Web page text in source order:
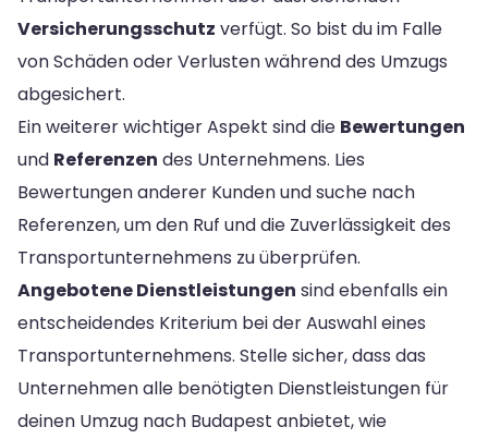
Versicherungsschutz verfügt. So bist du im Falle
von Schäden oder Verlusten während des Umzugs
abgesichert.
Ein weiterer wichtiger Aspekt sind die Bewertungen
und Referenzen des Unternehmens. Lies
Bewertungen anderer Kunden und suche nach
Referenzen, um den Ruf und die Zuverlässigkeit des
Transportunternehmens zu überprüfen.
Angebotene Dienstleistungen sind ebenfalls ein
entscheidendes Kriterium bei der Auswahl eines
Transportunternehmens. Stelle sicher, dass das
Unternehmen alle benötigten Dienstleistungen für
deinen Umzug nach Budapest anbietet, wie